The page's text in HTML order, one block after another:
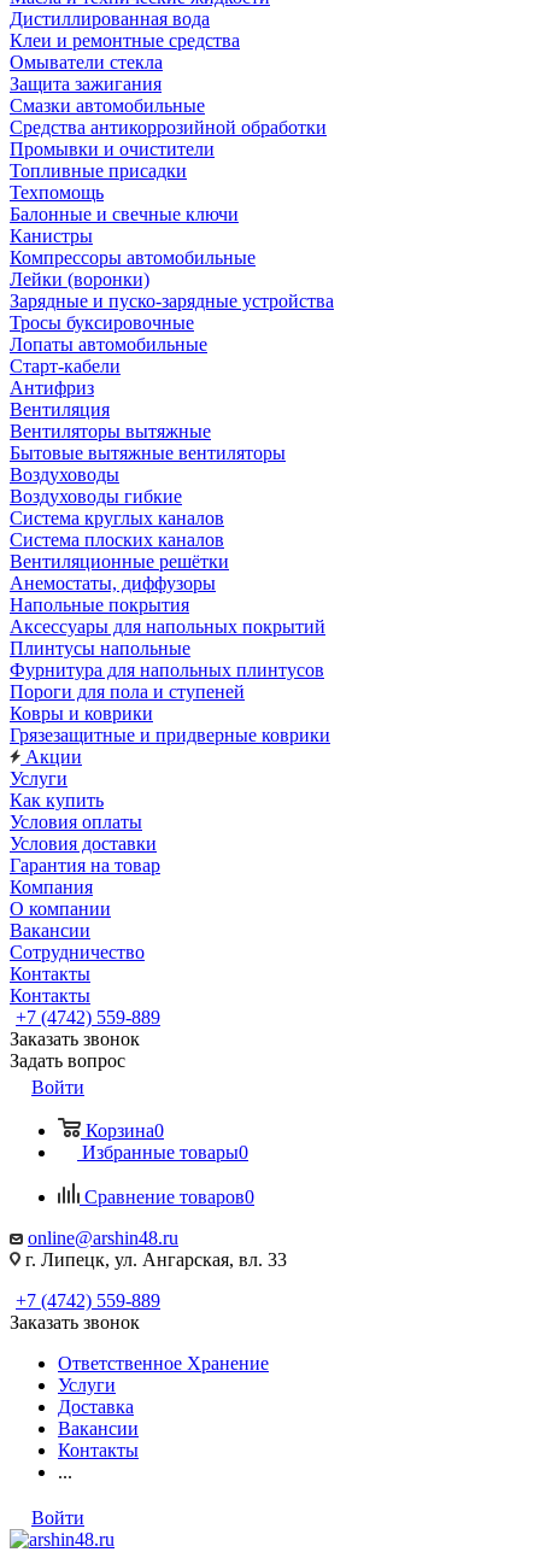
Дистиллированная вода
Клеи и ремонтные средства
Омыватели стекла
Защита зажигания
Смазки автомобильные
Средства антикоррозийной обработки
Промывки и очистители
Топливные присадки
Техпомощь
Балонные и свечные ключи
Канистры
Компрессоры автомобильные
Лейки (воронки)
Зарядные и пуско-зарядные устройства
Тросы буксировочные
Лопаты автомобильные
Старт-кабели
Антифриз
Вентиляция
Вентиляторы вытяжные
Бытовые вытяжные вентиляторы
Воздуховоды
Воздуховоды гибкие
Система круглых каналов
Система плоских каналов
Вентиляционные решётки
Анемостаты, диффузоры
Напольные покрытия
Аксессуары для напольных покрытий
Плинтусы напольные
Фурнитура для напольных плинтусов
Пороги для пола и ступеней
Ковры и коврики
Грязезащитные и придверные коврики
Акции
Услуги
Как купить
Условия оплаты
Условия доставки
Гарантия на товар
Компания
О компании
Вакансии
Сотрудничество
Контакты
Контакты
+7 (4742) 559-889
Заказать звонок
Задать вопрос
Войти
Корзина0
Избранные товары0
Сравнение товаров0
online@arshin48.ru
г. Липецк, ул. Ангарская, вл. 33
+7 (4742) 559-889
Заказать звонок
Ответственное Хранение
Услуги
Доставка
Вакансии
Контакты
...
Войти